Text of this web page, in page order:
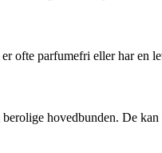
ofte parfumefri eller har en
hovedbunden. De